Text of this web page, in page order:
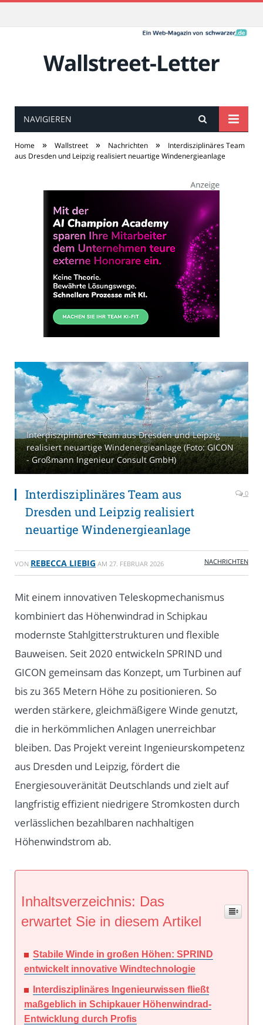
Wallstreet-Letter
NAVIGIEREN
Home » Wallstreet » Nachrichten »
Interdisziplinäres Team
aus Dresden und Leipzig realisiert neuartige Windenergieanlage
Interdisziplinäres Team aus Dresden und Leipzig
realisiert neuartige Windenergieanlage (Foto: GICON
- Großmann Ingenieur Consult GmbH)
Interdisziplinäres Team aus
Dresden und Leipzig realisiert
neuartige Windenergieanlage
0
VON REBECCA LIEBIG AM 27. FEBRUAR 2026 NACHRICHTEN
Mit einem innovativen Teleskopmechanismus
kombiniert das Höhenwindrad in Schipkau
modernste Stahlgitterstrukturen und flexible
Bauweisen. Seit 2020 entwickeln SPRIND und
GICON gemeinsam das Konzept, um Turbinen auf
bis zu 365 Metern Höhe zu positionieren. So
werden stärkere, gleichmäßigere Winde genutzt,
die in herkömmlichen Anlagen unerreichbar
bleiben. Das Projekt vereint Ingenieurskompetenz
aus Dresden und Leipzig, fördert die
Energiesouveränität Deutschlands und zielt auf
langfristig effizient niedrigere Stromkosten durch
verlässlichen bezahlbaren nachhaltigen
Höhenwindstrom ab.
Inhaltsverzeichnis: Das
erwartet Sie in diesem Artikel
Stabile Winde in großen Höhen: SPRIND
entwickelt innovative Windtechnologie
Interdisziplinäres Ingenieurwissen fließt
maßgeblich in Schipkauer Höhenwindrad-
Entwicklung durch Profis